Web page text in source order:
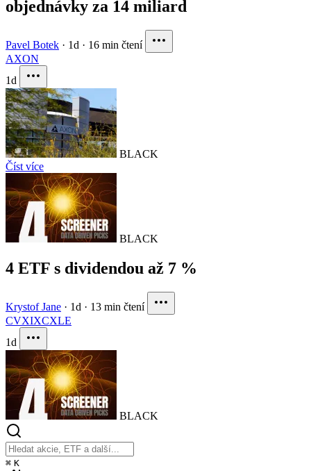
objednávky za 14 miliard
Pavel Botek · 1d · 16 min čtení
AXON
1d
BLACK
Číst více
BLACK
4 ETF s dividendou až 7 %
Krystof Jane · 1d · 13 min čtení
CVXIXCXLE
1d
BLACK
⌘ K